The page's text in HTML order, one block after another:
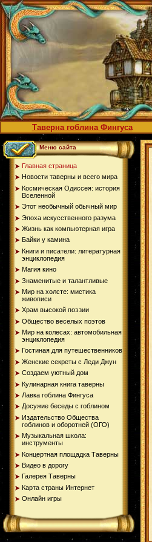
Таверна гоблина Фингуса
Меню сайта
Главная страница
Новости таверны и всего мира
Космическая Одиссея: история
Вселенной
Этот необычный обычный мир
Эпоха искусственного разума
Жизнь как компьютерная игра
Байки у камина
Книги и писатели: литературная
энциклопедия
Магия кино
Знаменитые и талантливые
Мир на холсте: мистика
живописи
Храм высокой поэзии
Общество веселых поэтов
Мир на колесах: автомобильная
энциклопедия
Гостиная для путешественников
Женские секреты с Леди Джун
Создаем уютный дом
Кулинарная книга таверны
Лавка гоблина Фингуса
Досужие беседы с гоблином
Издательство Общества
гоблинов и оборотней (ОГО)
Музыкальная школа:
инструменты
Концертная площадка Таверны
Видео в дорогу
Галерея Таверны
Карта страны Интернет
Онлайн игры